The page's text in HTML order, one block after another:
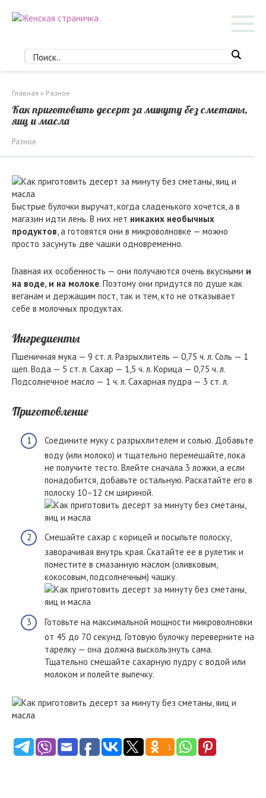
Главная » Разное
Как приготовить десерт за минуту без сметаны,
яиц и масла
Разное
Быстрые булочки выручат, когда сладенького хочется, а в
магазин идти лень. В них нет никаких необычных
продуктов, а готовятся они в микроволновке — можно
просто засунуть две чашки одновременно.
Главная их особенность — они получаются очень вкусными и
на воде, и на молоке. Поэтому они придутся по душе как
веганам и держащим пост, так и тем, кто не отказывает
себе в молочных продуктах.
Ингредиенты
Пшеничная мука — 9 ст. л. Разрыхлитель — 0,75 ч. л. Соль — 1
щеп. Вода — 5 ст. л. Сахар — 1,5 ч. л. Корица — 0,75 ч. л.
Подсолнечное масло — 1 ч. л. Сахарная пудра — 3 ст. л.
Приготовление
Соедините муку с разрыхлителем и солью. Добавьте
воду (или молоко) и тщательно перемешайте, пока
не получите тесто. Влейте сначала 3 ложки, а если
понадобится, добавьте остальную. Раскатайте его в
полоску 10–12 см шириной.
Смешайте сахар с корицей и посыпьте полоску,
заворачивая внутрь края. Скатайте ее в рулетик и
поместите в смазанную маслом (оливковым,
кокосовым, подсолнечным) чашку.
Готовьте на максимальной мощности микроволновки
от 45 до 70 секунд. Готовую булочку переверните на
тарелку — она должна выскользнуть сама.
Тщательно смешайте сахарную пудру с водой или
молоком и полейте выпечку.
1